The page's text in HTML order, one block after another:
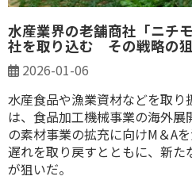
水産業界の老舗商社「ニチ
社を取り込む その戦略の
2026-01-06
水産食品や漁業資材などを取り
は、食品加工機械事業の海外
の素材事業の拡充に向けM＆A
遅れを取り戻すとともに、新
が狙いだ。